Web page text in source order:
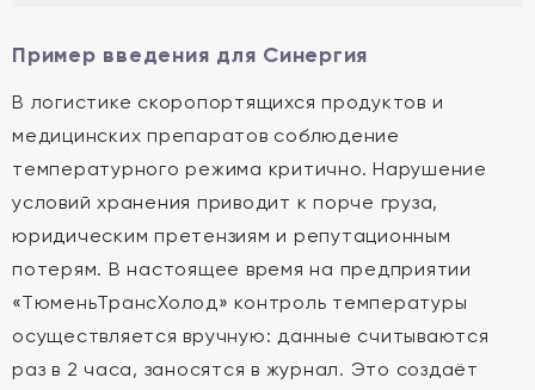
Пример введения для Синергия
В логистике скоропортящихся продуктов и
медицинских препаратов соблюдение
температурного режима критично. Нарушение
условий хранения приводит к порче груза,
юридическим претензиям и репутационным
потерям. В настоящее время на предприятии
«ТюменьТрансХолод» контроль температуры
осуществляется вручную: данные считываются
раз в 2 часа, заносятся в журнал. Это создаёт